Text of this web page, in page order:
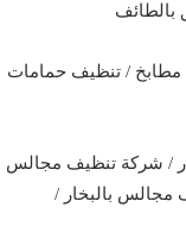
/ تنظيف حمامات
/ شركة تنظيف مجالس
بالبخار /